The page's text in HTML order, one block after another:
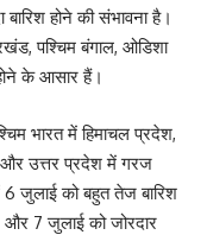
होने की संभावना है।
पश्चिम बंगाल, ओडिशा
के आसार हैं।
भारत में हिमाचल प्रदेश,
उत्तर प्रदेश में गरज
जुलाई को बहुत तेज बारिश
और 7 जुलाई को जोरदार